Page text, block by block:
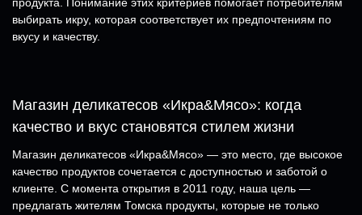
выбирать икру, которая соответствует их предпочтениям по
вкусу и качеству.
Магазин деликатесов «Икра&Мясо»: когда
качество и вкус становятся стилем жизни
Магазин деликатесов «Икра&Мясо» — это место, где высокое
качество продуктов сочетается с доступностью и заботой о
клиенте. С момента открытия в 2011 году, наша цель —
предлагать жителям Томска продукты, которые не только